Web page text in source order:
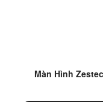
Màn Hình